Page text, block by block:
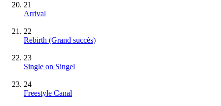
21
Arrival
22
Rebirth (Grand succès)
23
Single on Singel
24
Freestyle Canal